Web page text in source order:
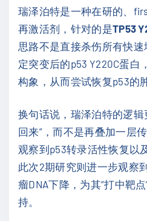
瑞泽泊特是一种在研的、
再激活剂，针对的是TP53
思路不是直接杀伤所有快
定突变后的p53 Y220C蛋白
构象，从而尝试恢复p53的
换句话说，瑞泽泊特的逻辑
回来”，而不是再叠加一层
观察到p53转录活性恢复以
此次2期研究则进一步观察
瘤DNA下降，为其“打中靶
持。